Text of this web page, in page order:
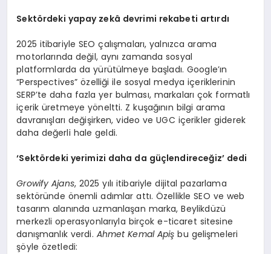
Sektördeki yapay zekâ devrimi rekabeti artırdı
2025 itibariyle SEO çalışmaları, yalnızca arama
motorlarında değil, aynı zamanda sosyal
platformlarda da yürütülmeye başladı. Google’ın
“Perspectives” özelliği ile sosyal medya içeriklerinin
SERP’te daha fazla yer bulması, markaları çok formatlı
içerik üretmeye yöneltti. Z kuşağının bilgi arama
davranışları değişirken, video ve UGC içerikler giderek
daha değerli hale geldi.
‘Sektördeki yerimizi daha da güçlendireceğiz’ dedi
Growify Ajans, 2025 yılı itibariyle dijital pazarlama
sektöründe önemli adımlar attı. Özellikle SEO ve web
tasarım alanında uzmanlaşan marka, Beylikdüzü
merkezli operasyonlarıyla birçok e-ticaret sitesine
danışmanlık verdi. Ahmet Kemal Apiş bu gelişmeleri
şöyle özetledi: